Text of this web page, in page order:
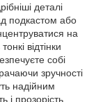
деталі
подкастом або
на
відтінки
собі
зручності
надійним
і прозорість